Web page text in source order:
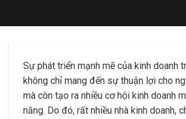
Sự phát triển mạnh mẽ của kinh doanh
không chỉ mang đến sự thuận lợi cho
mà còn tạo ra nhiều cơ hội kinh doanh
năng. Do đó, rất nhiều nhà kinh doanh,